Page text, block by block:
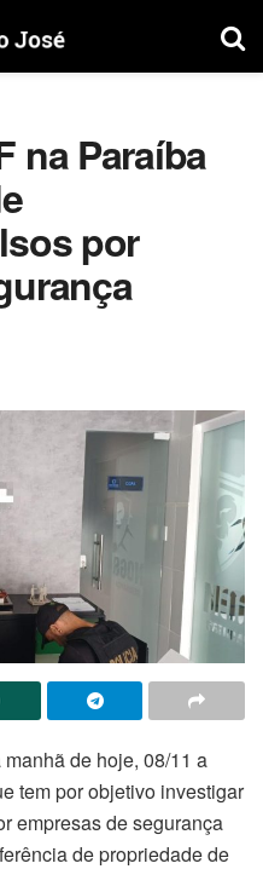
na Paraíba
por
de hoje, 08/11 a
tem por objetivo investigar
empresas de segurança
de propriedade de